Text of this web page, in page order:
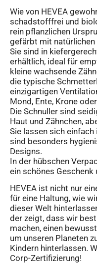
Wie von HEVEA
schadstofffrei und
rein pflanzlichen
gefärbt mit natürlichen
Sie sind in
erhältlich, ideal für
kleine wachsende
die typische
einzigartigen
Mond, Ente, Krone
Die Schnuller sind
Haut und Zähnchen,
Sie lassen sich
sind besonders
Designs.
In der hübschen
ein schönes
HEVEA ist nicht nur
für eine Haltung, wie
dieser Welt
der zeigt, dass wir
machen, einen
um unseren Planeten
Kindern hinterlassen.
Corp-Zertifizierung!